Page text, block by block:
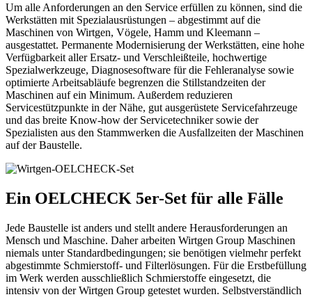
Um alle Anforderungen an den Service erfüllen zu können, sind die
Werkstätten mit Spezialausrüstungen – abgestimmt auf die
Maschinen von Wirtgen, Vögele, Hamm und Kleemann –
ausgestattet. Permanente Modernisierung der Werkstätten, eine hohe
Verfügbarkeit aller Ersatz- und Verschleißteile, hochwertige
Spezialwerkzeuge, Diagnosesoftware für die Fehleranalyse sowie
optimierte Arbeitsabläufe begrenzen die Stillstandzeiten der
Maschinen auf ein Minimum. Außerdem reduzieren
Servicestützpunkte in der Nähe, gut ausgerüstete Servicefahrzeuge
und das breite Know-how der Servicetechniker sowie der
Spezialisten aus den Stammwerken die Ausfallzeiten der Maschinen
auf der Baustelle.
Ein OELCHECK 5er-Set für alle Fälle
Jede Baustelle ist anders und stellt andere Herausforderungen an
Mensch und Maschine. Daher arbeiten Wirtgen Group Maschinen
niemals unter Standardbedingungen; sie benötigen vielmehr perfekt
abgestimmte Schmierstoff- und Filterlösungen. Für die Erstbefüllung
im Werk werden ausschließlich Schmierstoffe eingesetzt, die
intensiv von der Wirtgen Group getestet wurden. Selbstverständlich